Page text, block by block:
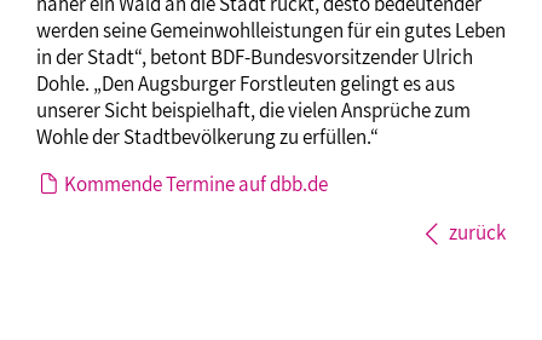
werden seine Gemeinwohlleistungen für ein gutes Leben
in der Stadt“, betont BDF-Bundesvorsitzender Ulrich
Dohle. „Den Augsburger Forstleuten gelingt es aus
unserer Sicht beispielhaft, die vielen Ansprüche zum
Wohle der Stadtbevölkerung zu erfüllen.“
Kommende Termine auf dbb.de
zurück